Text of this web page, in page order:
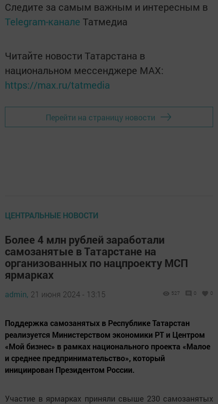
Следите за самым важным и интересным в
Telegram-канале Татмедиа
Читайте новости Татарстана в
национальном мессенджере MАХ:
https://max.ru/tatmedia
Перейти на страницу новости
ЦЕНТРАЛЬНЫЕ НОВОСТИ
Более 4 млн рублей заработали
самозанятые в Татарстане на
организованных по нацпроекту МСП
ярмарках
admin, 21 июня 2024 - 13:15 527 0 0
Поддержка самозанятых в Республике Татарстан
реализуется Министерством экономики РТ и Центром
«Мой бизнес» в рамках национального проекта «Малое
и среднее предпринимательство», который
инициирован Президентом России.
Участие в ярмарках приняли свыше 230 самозанятых